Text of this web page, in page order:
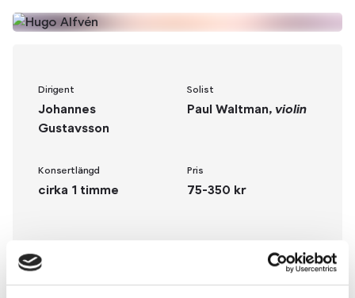
Dirigent
Johannes
Gustavsson
Solist
Paul Waltman, violin
Konsertlängd
cirka 1 timme
Pris
75-350 kr